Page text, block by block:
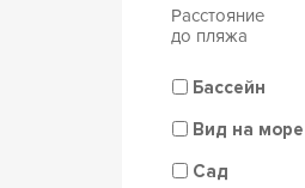
Расстояние
до пляжа
Бассейн
Вид на море
Сад